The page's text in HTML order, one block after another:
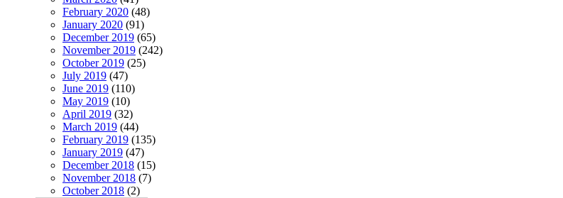
February 2020 (48)
January 2020 (91)
December 2019 (65)
November 2019 (242)
October 2019 (25)
July 2019 (47)
June 2019 (110)
May 2019 (10)
April 2019 (32)
March 2019 (44)
February 2019 (135)
January 2019 (47)
December 2018 (15)
November 2018 (7)
October 2018 (2)